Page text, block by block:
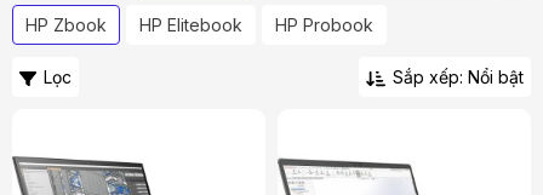
HP Zbook HP Elitebook HP Probook
Lọc Sắp xếp: Nổi bật